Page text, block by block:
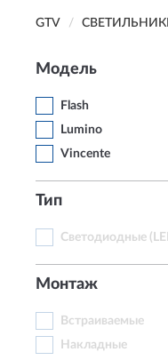
GTV
Модель
Flash
Lumino
Vincente
Тип
Светодиодные
Монтаж
Встраиваемые
Накладные